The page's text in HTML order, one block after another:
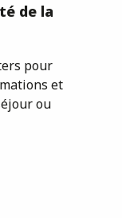
de la
pour
et
ou